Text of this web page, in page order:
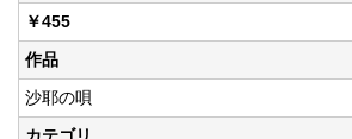
￥455
作品
沙耶の唄